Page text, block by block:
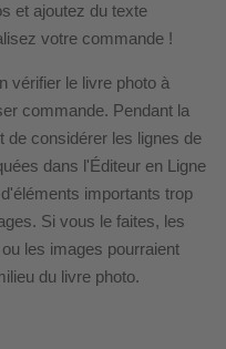
et ajoutez du texte
votre commande !
vérifier le livre photo à
commande. Pendant la
de considérer les lignes de
dans l'Éditeur en Ligne
importants trop
Si vous le faites, les
les images pourraient
du livre photo.